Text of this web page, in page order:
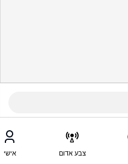
צבע אדום אישי